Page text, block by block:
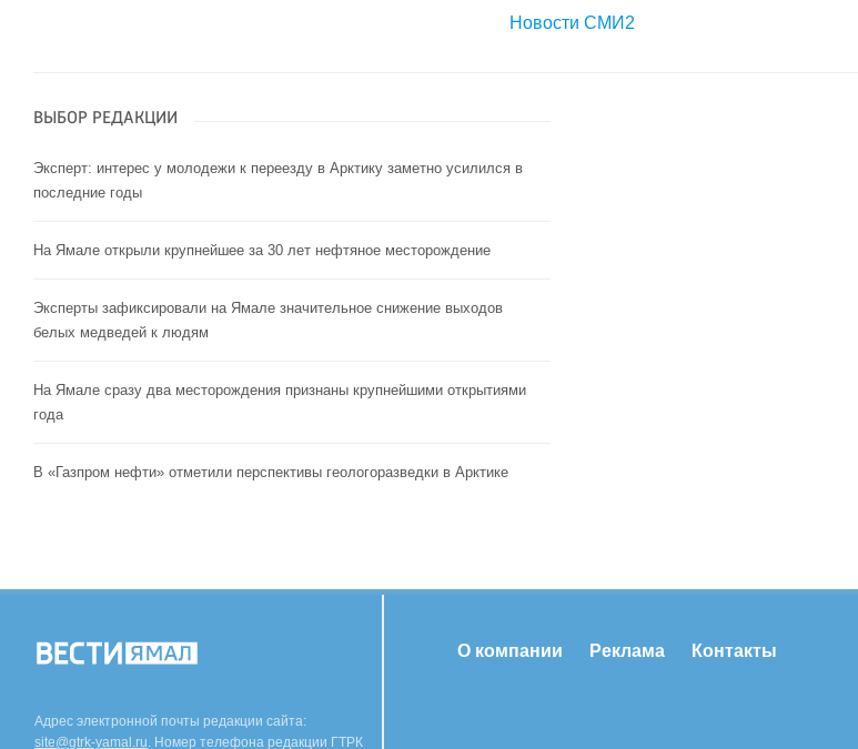
Новости СМИ2
ВЫБОР РЕДАКЦИИ
Эксперт: интерес у молодежи к переезду в Арктику заметно усилился в
последние годы
На Ямале открыли крупнейшее за 30 лет нефтяное месторождение
Эксперты зафиксировали на Ямале значительное снижение выходов
белых медведей к людям
На Ямале сразу два месторождения признаны крупнейшими открытиями
года
В «Газпром нефти» отметили перспективы геологоразведки в Арктике
Адрес электронной почты редакции сайта:
site@gtrk-yamal.ru. Номер телефона редакции ГТРК
О компании Реклама Контакты